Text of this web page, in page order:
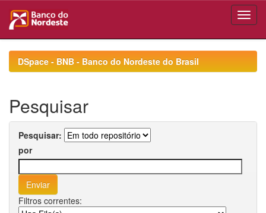
navigationDSpace - BNB - Banco do Nordeste do Brasil
Pesquisar
Pesquisar:
por
Filtros correntes: